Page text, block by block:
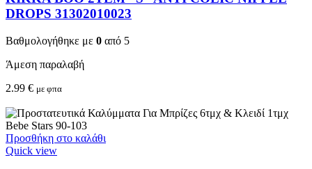
DROPS 31302010023
Βαθμολογήθηκε με 0 από 5
Άμεση παραλαβή
2.99 € με φπα
Προσθήκη στο καλάθι
Quick view